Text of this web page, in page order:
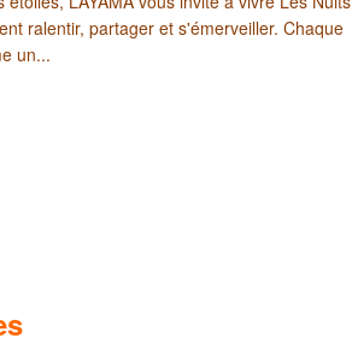
ralentir, partager et s'émerveiller. Chaque
un...